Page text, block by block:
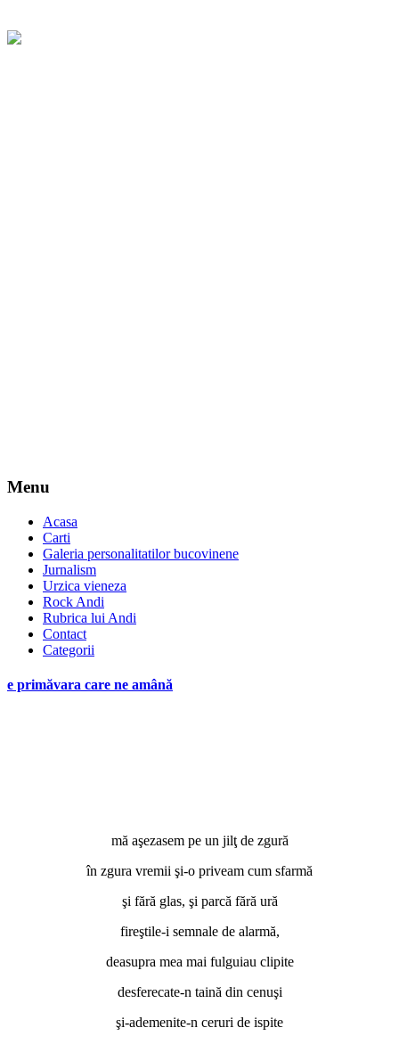
Menu
Acasa
Carti
Galeria personalitatilor bucovinene
Jurnalism
Urzica vieneza
Rock Andi
Rubrica lui Andi
Contact
Categorii
e primăvara care ne amână
mă aşezasem pe un jilţ de zgură
în zgura vremii şi-o priveam cum sfarmă
şi fără glas, şi parcă fără ură
fireştile-i semnale de alarmă,
deasupra mea mai fulguiau clipite
desferecate-n taină din cenuşi
şi-ademenite-n ceruri de ispite